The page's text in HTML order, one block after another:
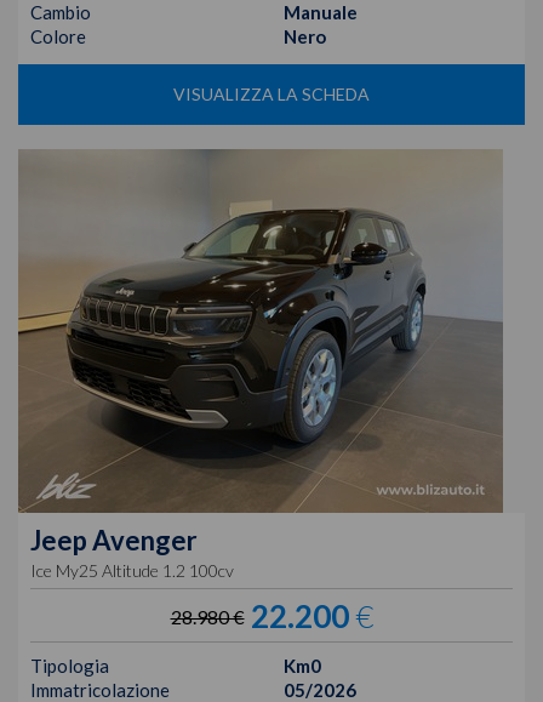
Cambio
Manuale
Colore
Nero
VISUALIZZA LA SCHEDA
JeepAvenger
Ice My25 Altitude 1.2 100cv
28.980 € 22.200€
Tipologia
Km0
Immatricolazione
05/2026